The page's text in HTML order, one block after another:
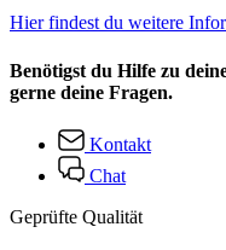
Hier findest du weitere
Benötigst du Hilfe zu
gerne deine Fragen.
Kontakt
Chat
Geprüfte Qualität